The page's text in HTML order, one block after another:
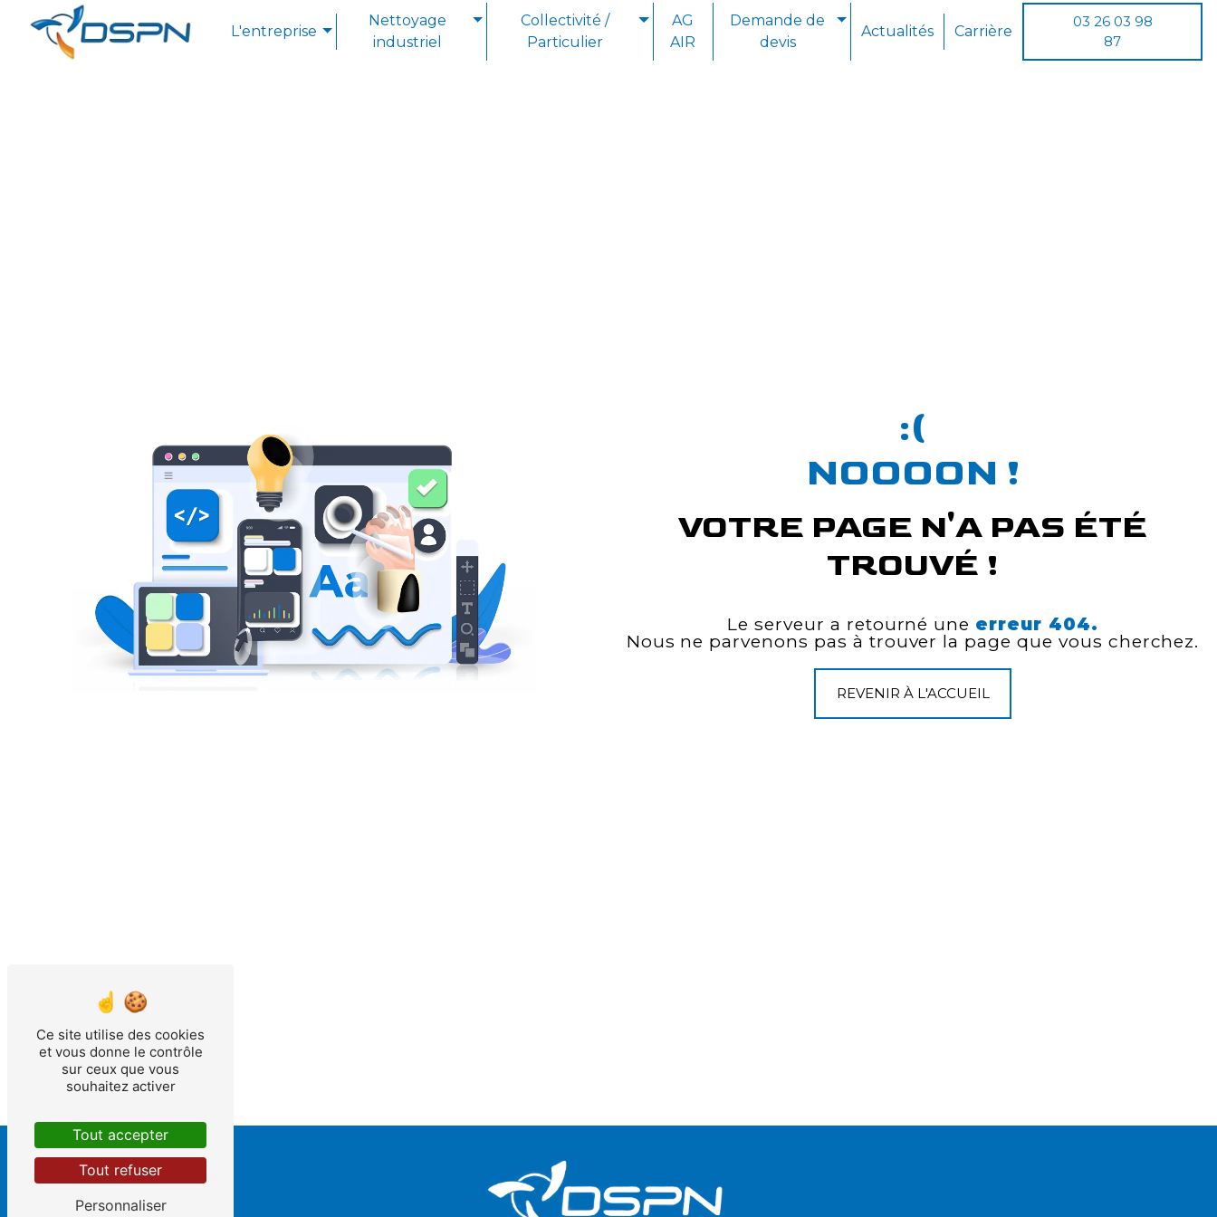
L'entreprise
Nettoyage
industriel
Collectivité /
Particulier
AG
AIR
Demande de
devis
Actualités Carrière
03 26 03 98
87
NOOOON !
VOTRE PAGE N'A PAS ÉTÉ
TROUVÉ !
Le serveur a retourné une erreur 404.
Nous ne parvenons pas à trouver la page que vous cherchez.
REVENIR À L'ACCUEIL
Panneau de gestion des cookies
Ce site utilise des cookies
et vous donne le contrôle
sur ceux que vous
souhaitez activer
Tout accepter
Tout refuser
Personnaliser